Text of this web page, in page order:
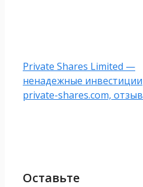
Private Shares Limited —
ненадежные инвестиции
private-shares.com,
Оставьте